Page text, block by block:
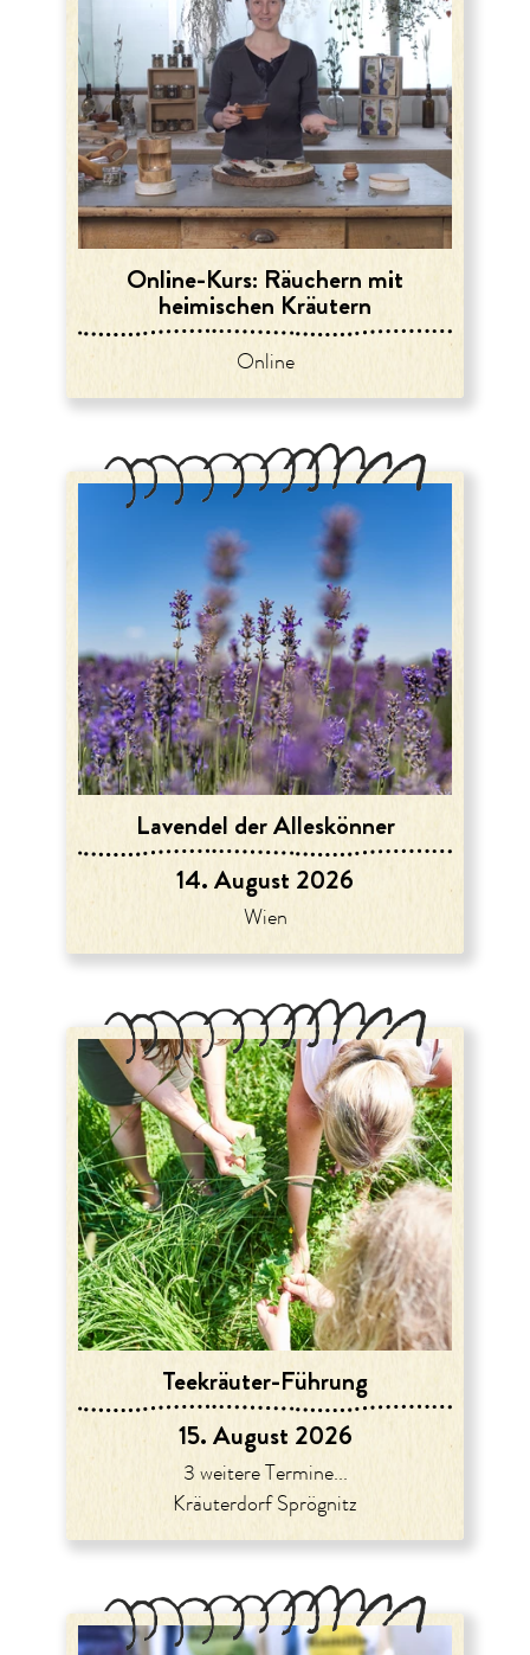
Online-Kurs: Räuchern mit
heimischen Kräutern
Online
Lavendel der Alleskönner
14. August 2026
Wien
Teekräuter-Führung
15. August 2026
3 weitere Termine...
Kräuterdorf Sprögnitz